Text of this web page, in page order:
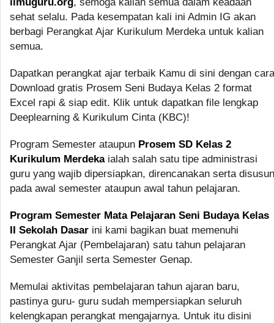
sehat selalu. Pada kesempatan kali ini Admin IG akan
berbagi Perangkat Ajar Kurikulum Merdeka untuk kalian
semua.
Dapatkan perangkat ajar terbaik Kamu di sini dengan cara
Download gratis Prosem Seni Budaya Kelas 2 format
Excel rapi & siap edit. Klik untuk dapatkan file lengkap
Deeplearning & Kurikulum Cinta (KBC)!
Program Semester ataupun Prosem SD Kelas 2
Kurikulum Merdekaialah salah satu tipe administrasi
guru yang wajib dipersiapkan, direncanakan serta disusun
pada awal semester ataupun awal tahun pelajaran.
Program Semester Mata Pelajaran Seni Budaya Kelas
II Sekolah Dasar ini kami bagikan buat memenuhi
Perangkat Ajar (Pembelajaran) satu tahun pelajaran
Semester Ganjil serta Semester Genap.
Memulai aktivitas pembelajaran tahun ajaran baru,
pastinya guru- guru sudah mempersiapkan seluruh
kelengkapan perangkat mengajarnya. Untuk itu disini